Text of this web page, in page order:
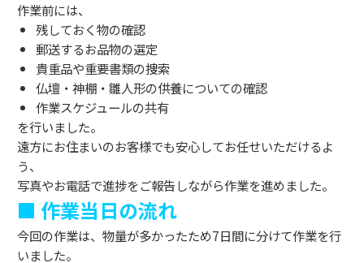
作業前には、
残しておく物の確認
郵送するお品物の選定
貴重品や重要書類の捜索
仏壇・神棚・雛人形の供養についての確認
作業スケジュールの共有
を行いました。
遠方にお住まいのお客様でも安心してお任せいただけるよ
う、
写真やお電話で進捗をご報告しながら作業を進めました。
■ 作業当日の流れ
今回の作業は、物量が多かったため7日間に分けて作業を行
いました。